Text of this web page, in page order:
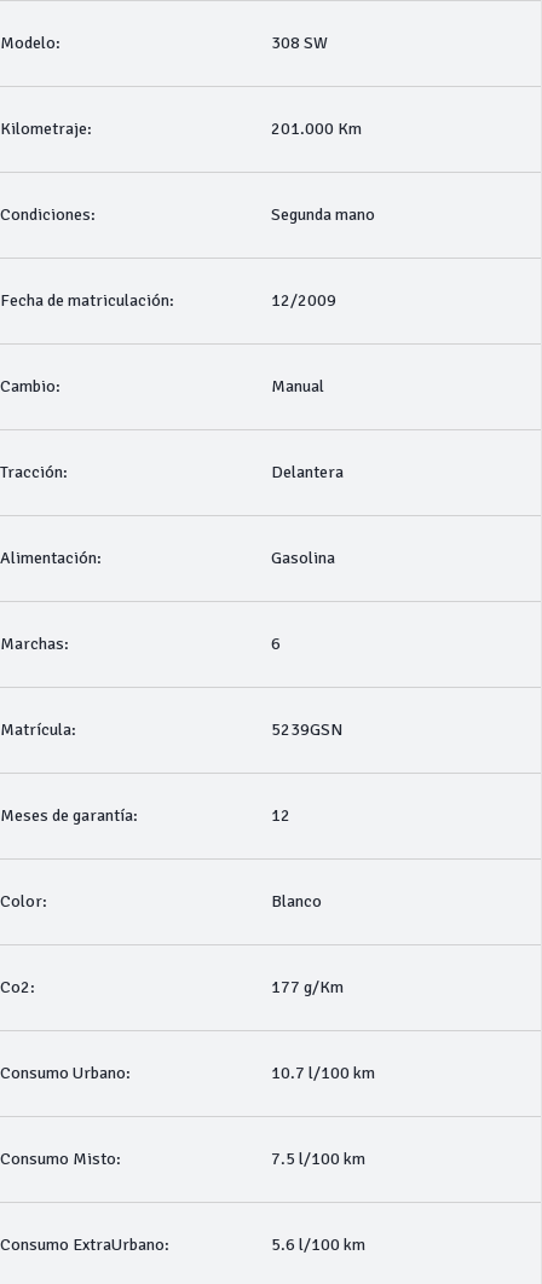
Modelo: 308 SW
Kilometraje: 201.000 Km
Condiciones: Segunda mano
Fecha de matriculación: 12/2009
Cambio: Manual
Tracción: Delantera
Alimentación: Gasolina
Marchas: 6
Matrícula: 5239GSN
Meses de garantía: 12
Color: Blanco
Co2: 177 g/Km
Consumo Urbano: 10.7 l/100 km
Consumo Misto: 7.5 l/100 km
Consumo ExtraUrbano: 5.6 l/100 km